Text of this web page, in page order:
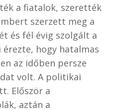
a fiatalok, szerették
szerzett meg a
és fél évig szolgált a
hogy hatalmas
az időben persze
volt. A politikai
Először a
aztán a